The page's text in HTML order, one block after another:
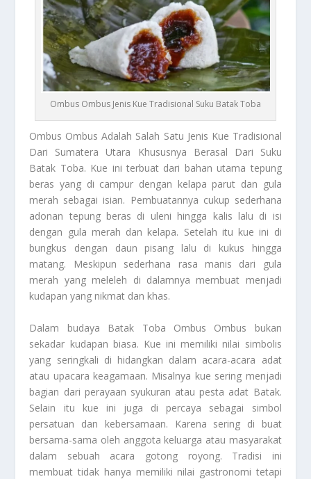
Ombus Ombus Jenis Kue Tradisional Suku Batak Toba
Ombus Ombus Adalah Salah Satu Jenis Kue Tradisional
Dari Sumatera Utara Khususnya Berasal Dari Suku
Batak Toba. Kue ini terbuat dari bahan utama tepung
beras yang di campur dengan kelapa parut dan gula
merah sebagai isian. Pembuatannya cukup sederhana
adonan tepung beras di uleni hingga kalis lalu di isi
dengan gula merah dan kelapa. Setelah itu kue ini di
bungkus dengan daun pisang lalu di kukus hingga
matang. Meskipun sederhana rasa manis dari gula
merah yang meleleh di dalamnya membuat menjadi
kudapan yang nikmat dan khas.
Dalam budaya Batak Toba Ombus Ombus
bukan
sekadar kudapan biasa. Kue ini memiliki nilai simbolis
yang seringkali di hidangkan dalam acara-acara adat
atau upacara keagamaan. Misalnya kue sering menjadi
bagian dari perayaan syukuran atau pesta adat Batak.
Selain itu kue ini juga di percaya sebagai simbol
persatuan dan kebersamaan. Karena sering di buat
bersama-sama oleh anggota keluarga atau masyarakat
dalam sebuah acara gotong royong. Tradisi ini
membuat tidak hanya memiliki nilai gastronomi tetapi